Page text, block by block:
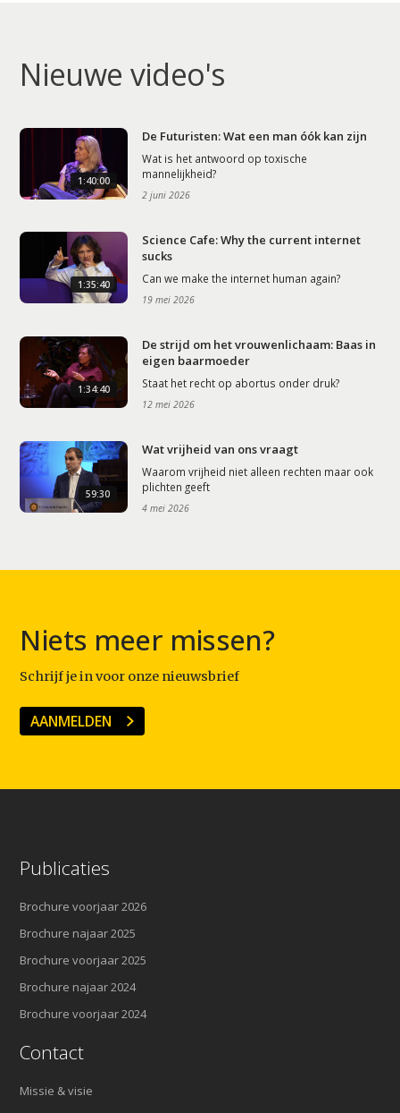
Nieuwe video's
1:40:00
De Futuristen: Wat een man óók kan zijn
Wat is het antwoord op toxische
mannelijkheid?
2 juni 2026
1:35:40
Science Cafe: Why the current internet
sucks
Can we make the internet human again?
19 mei 2026
1:34:40
De strijd om het vrouwenlichaam: Baas in
eigen baarmoeder
Staat het recht op abortus onder druk?
12 mei 2026
59:30
Wat vrijheid van ons vraagt
Waarom vrijheid niet alleen rechten maar ook
plichten geeft
4 mei 2026
Niets meer missen?
Schrijf je in voor onze nieuwsbrief
AANMELDEN
Publicaties
Brochure voorjaar 2026
Brochure najaar 2025
Brochure voorjaar 2025
Brochure najaar 2024
Brochure voorjaar 2024
Contact
Missie & visie